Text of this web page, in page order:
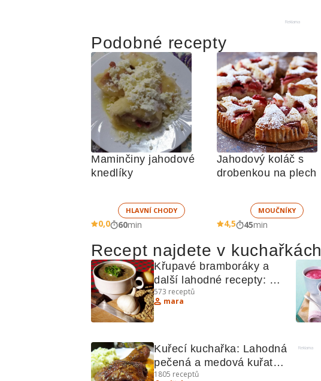
Reklama
Podobné recepty
Maminčiny jahodové
knedlíky
HLAVNÍ CHODY
0,0 60min
Jahodový koláč s
drobenkou na plech
MOUČNÍKY
4,5 45min
Recept najdete v kuchařkách
Křupavé bramboráky a
další lahodné recepty:
Čočková polévka, Falešný
zajíc, Krkonošský
573 receptů
mara
Kuřecí kuchařka: Lahodná
pečená a medová kuřata,
krůta na zázvoru a další
1805 receptů
Reklama